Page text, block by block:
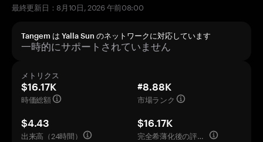
最終更新日：8月10日, 2026 午前08:00
Tangem は Yalla Sun のネットワークに対応しています
一時的にサポートされていません
メトリクス
$16.17K
時価総額
#8.88K
市場ランク
$4.43
出来高（24時間）
$16.17K
完全希薄化後の評価額